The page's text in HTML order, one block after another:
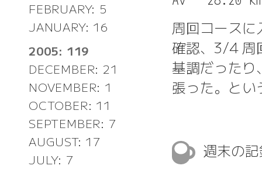
FEBRUARY: 5
JANUARY: 16
2005: 119
DECEMBER: 21
NOVEMBER: 1
OCTOBER: 11
SEPTEMBER: 7
AUGUST: 17
JULY: 7
周回コース
確認、3/4 周
基調だった
張った。と
週末の